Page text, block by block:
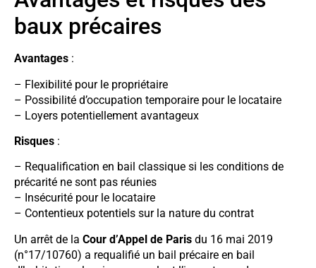
baux précaires
Avantages :
– Flexibilité pour le propriétaire
– Possibilité d’occupation temporaire pour le locataire
– Loyers potentiellement avantageux
Risques :
– Requalification en bail classique si les conditions de
précarité ne sont pas réunies
– Insécurité pour le locataire
– Contentieux potentiels sur la nature du contrat
Un arrêt de la Cour d’Appel de Paris du 16 mai 2019
(n°17/10760) a requalifié un bail précaire en bail